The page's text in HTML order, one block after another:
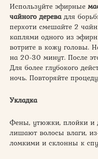
Используйте эфирные
чайного деревадля
перхоти смешайте 2
каплями одного из
вотрите в кожу головы.
на 20-30 минут. После
Для более глубокого
ночь. Повторяйте
Укладка
Фены, утюжки, плойки и
лишают волосы влаги,
ломкими и склонны к